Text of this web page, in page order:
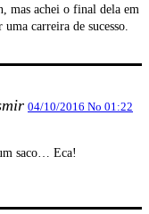
mas achei o final dela em
carreira de sucesso.
04/10/2016 No 01:22
saco… Eca!